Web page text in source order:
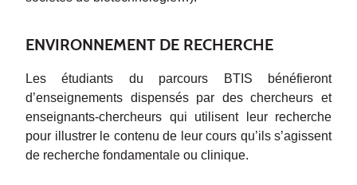
ENVIRONNEMENT DE RECHERCHE
Les étudiants du parcours BTIS bénéfieront
d’enseignements dispensés par des chercheurs et
enseignants-chercheurs qui utilisent leur recherche
pour illustrer le contenu de leur cours qu’ils s’agissent
de recherche fondamentale ou clinique.